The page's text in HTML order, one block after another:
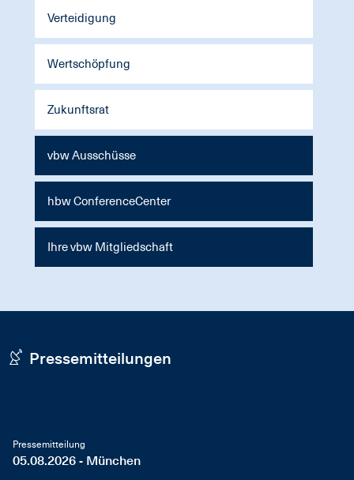
Verteidigung
Wertschöpfung
Zukunftsrat
vbw Ausschüsse
hbw ConferenceCenter
Ihre vbw Mitgliedschaft
Pressemitteilungen
Pressemitteilung
05.08.2026 - München